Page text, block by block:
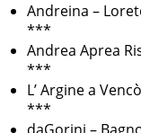
Andreina –
***
Andrea Aprea
***
L’ Argine a
***